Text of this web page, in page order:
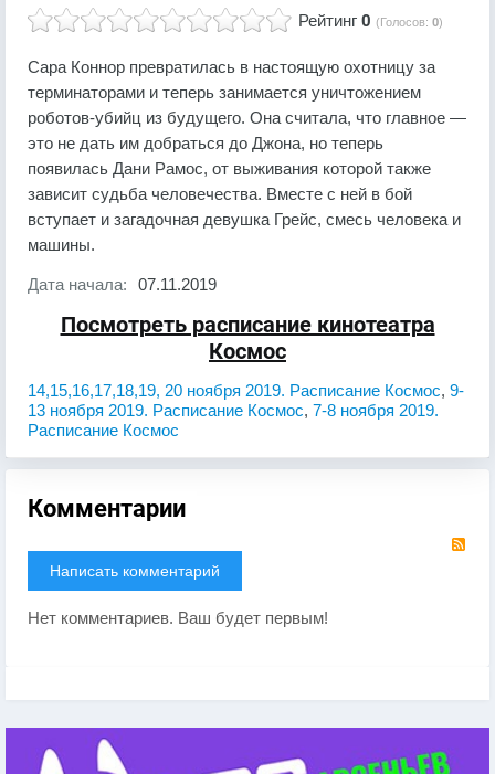
Рейтинг 0 (Голосов: 0)
Сара Коннор превратилась в настоящую охотницу за
терминаторами и теперь занимается уничтожением
роботов-убийц из будущего. Она считала, что главное —
это не дать им добраться до Джона, но теперь
появилась Дани Рамос, от выживания которой также
зависит судьба человечества. Вместе с ней в бой
вступает и загадочная девушка Грейс, смесь человека и
машины.
Дата начала: 07.11.2019
Посмотреть расписание кинотеатра
Космос
14,15,16,17,18,19, 20 ноября 2019. Расписание Космос, 9-
13 ноября 2019. Расписание Космос, 7-8 ноября 2019.
Расписание Космос
Комментарии
Написать комментарий
Нет комментариев. Ваш будет первым!